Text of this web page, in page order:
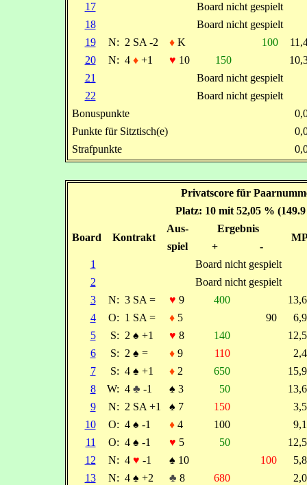
17
Board nicht gespielt
18
Board nicht gespielt
19
N: 2 SA -2 ♦K 100
20
N: 4 ♦+1 ♥ 10 150
21
Board nicht gespielt
22
Board nicht gespielt
Bonuspunkte
Punkte für Sitztisch(e)
Strafpunkte
Privatscore für
Platz: 10 mit 52,05 %
Board Kontrakt
Aus- Ergebnis
spiel +
-
1
Board nicht gespielt
2
Board nicht gespielt
3
N: 3 SA = ♥ 9 400
4
O: 1 SA = ♦5 90
5
S: 2 ♠ +1 ♥ 8 140
6
S: 2 ♠ = ♦9 110
7
S: 4 ♠ +1 ♦2 650
8
W: 4 ♣ -1 ♠ 3 50
9
N: 2 SA +1 ♠ 7 150
10
O: 4 ♠ -1 ♦4 100
11
O: 4 ♠ -1 ♥ 5 50
12
N: 4 ♥ -1 ♠ 10 100
13
N: 4 ♠ +2 ♣ 8 680